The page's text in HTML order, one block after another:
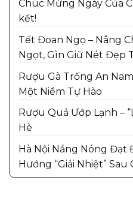
Chúc Mừng Ngày Của
kết!
Tết Đoan Ngọ – Nâng
Ngọt, Gìn Giữ Nét Đẹp
Rượu Gà Trống An
Một Niềm Tự Hào
Rượu Quả Ướp Lạnh –
Hè
Hà Nội Nắng Nóng Đạt
Hướng “Giải Nhiệt” Sau